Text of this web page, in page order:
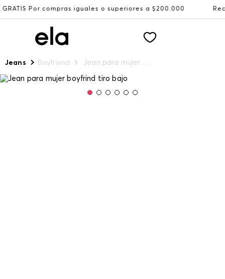
compras iguales o superiores a $200.000 Recibe:
Jeans Boyfriend Jean para mujer boyfrind tiro bajo